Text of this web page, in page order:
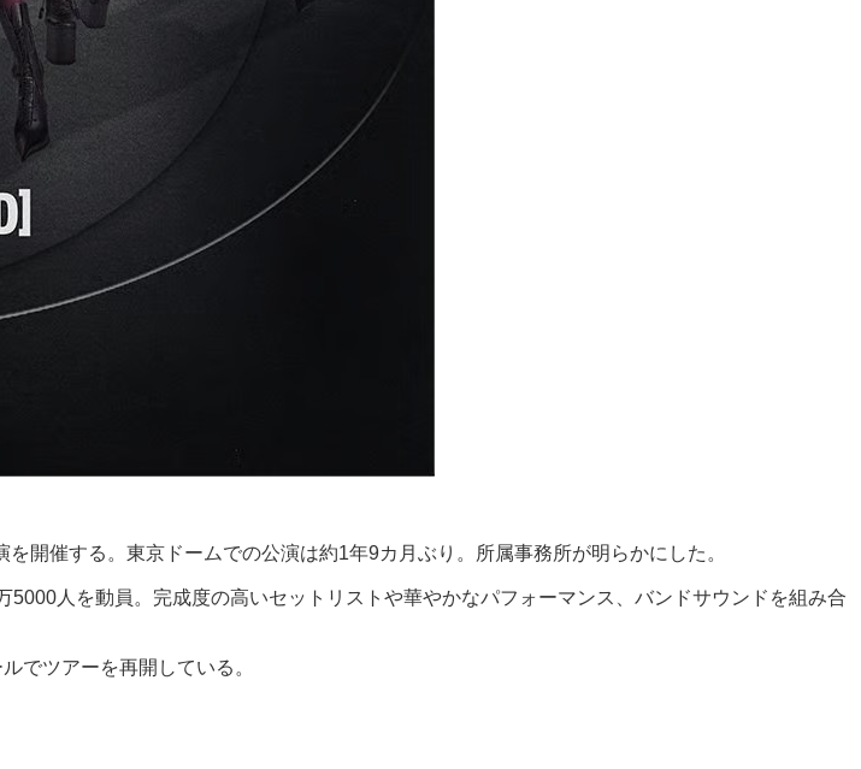
開催する。東京ドームでの公演は約1年9カ月ぶり。所属事務所が明らかにした。
人を動員。完成度の高いセットリストや華やかなパフォーマンス、バンドサウンドを組み合
でツアーを再開している。